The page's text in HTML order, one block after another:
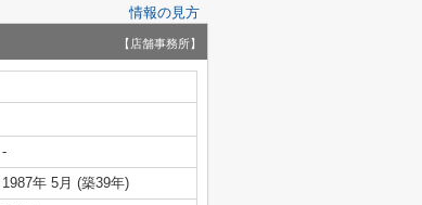
情報の見方
【店舗事務所】
-
1987年 5月 (築39年)